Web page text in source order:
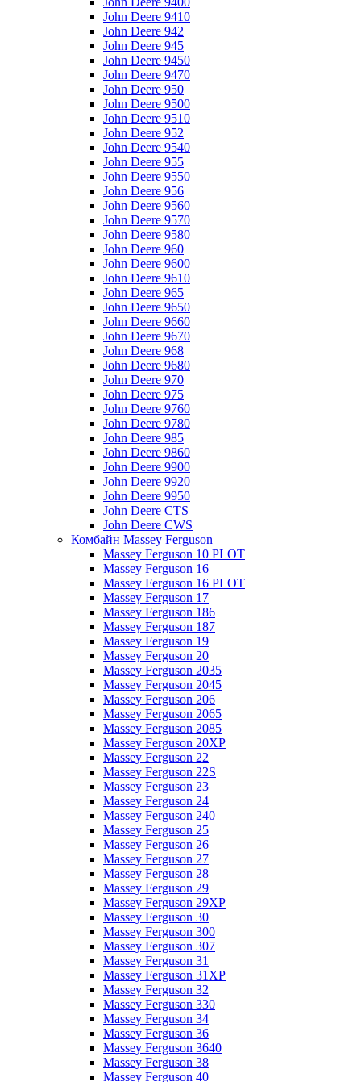
John Deere 9410
John Deere 942
John Deere 945
John Deere 9450
John Deere 9470
John Deere 950
John Deere 9500
John Deere 9510
John Deere 952
John Deere 9540
John Deere 955
John Deere 9550
John Deere 956
John Deere 9560
John Deere 9570
John Deere 9580
John Deere 960
John Deere 9600
John Deere 9610
John Deere 965
John Deere 9650
John Deere 9660
John Deere 9670
John Deere 968
John Deere 9680
John Deere 970
John Deere 975
John Deere 9760
John Deere 9780
John Deere 985
John Deere 9860
John Deere 9900
John Deere 9920
John Deere 9950
John Deere CTS
John Deere CWS
Комбайн Massey Ferguson
Massey Ferguson 10 PLOT
Massey Ferguson 16
Massey Ferguson 16 PLOT
Massey Ferguson 17
Massey Ferguson 186
Massey Ferguson 187
Massey Ferguson 19
Massey Ferguson 20
Massey Ferguson 2035
Massey Ferguson 2045
Massey Ferguson 206
Massey Ferguson 2065
Massey Ferguson 2085
Massey Ferguson 20XP
Massey Ferguson 22
Massey Ferguson 22S
Massey Ferguson 23
Massey Ferguson 24
Massey Ferguson 240
Massey Ferguson 25
Massey Ferguson 26
Massey Ferguson 27
Massey Ferguson 28
Massey Ferguson 29
Massey Ferguson 29XP
Massey Ferguson 30
Massey Ferguson 300
Massey Ferguson 307
Massey Ferguson 31
Massey Ferguson 31XP
Massey Ferguson 32
Massey Ferguson 330
Massey Ferguson 34
Massey Ferguson 36
Massey Ferguson 3640
Massey Ferguson 38
Massey Ferguson 40